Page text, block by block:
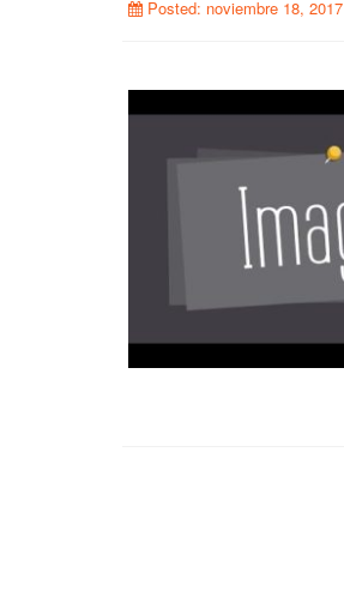
Posted: noviembre 18, 2017